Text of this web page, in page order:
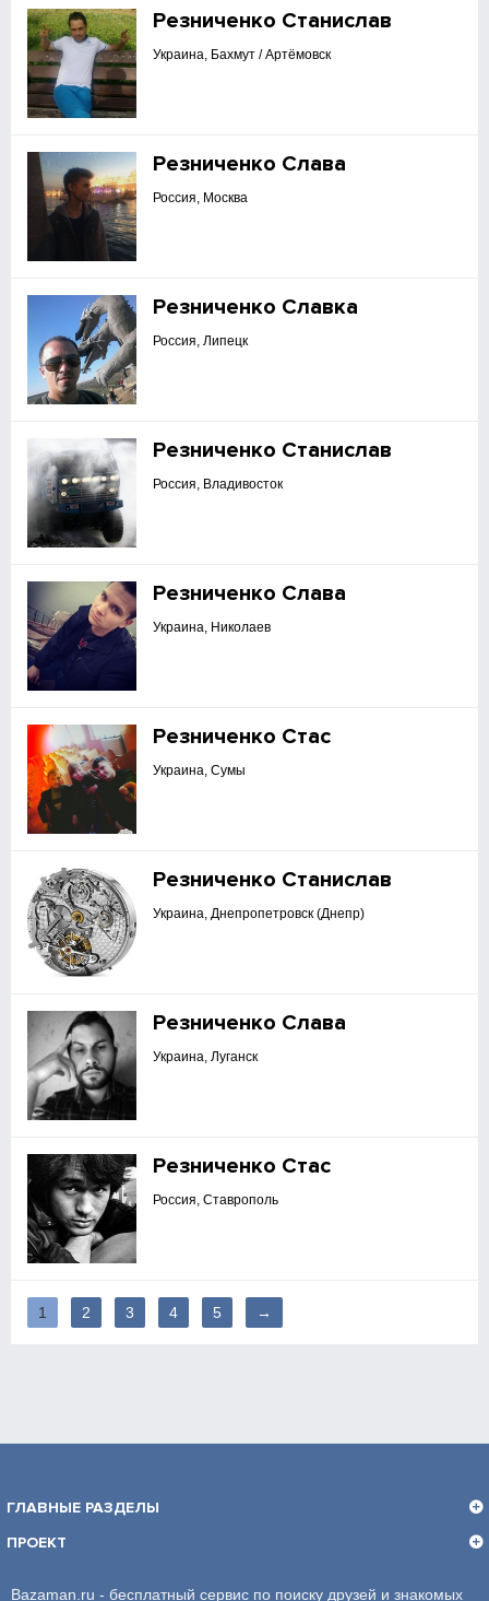
Резниченко Станислав
Украина, Бахмут / Артёмовск
Резниченко Слава
Россия, Москва
Резниченко Славка
Россия, Липецк
Резниченко Станислав
Россия, Владивосток
Резниченко Слава
Украина, Николаев
Резниченко Стас
Украина, Сумы
Резниченко Станислав
Украина, Днепропетровск (Днепр)
Резниченко Слава
Украина, Луганск
Резниченко Стас
Россия, Ставрополь
1 2 3 4 5 →
ГЛАВНЫЕ РАЗДЕЛЫ
ПРОЕКТ
Bazaman.ru - бесплатный сервис по поиску друзей и знакомых